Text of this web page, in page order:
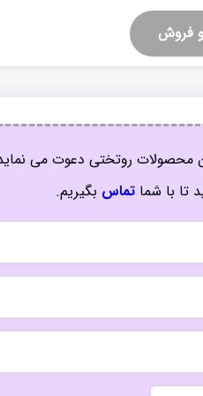
فروش
محصولات روتختی دعوت می
تا با شماتماس بگیریم.